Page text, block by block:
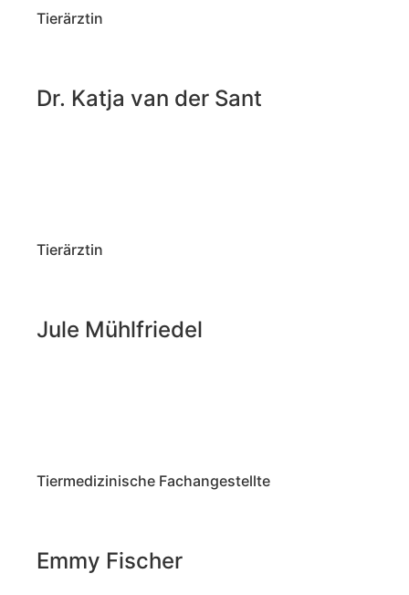
Tierärztin
Dr. Katja van der Sant
Tierärztin
Jule Mühlfriedel
Tiermedizinische Fachangestellte
Emmy Fischer